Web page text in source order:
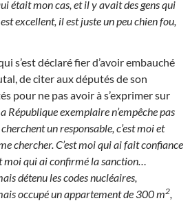
était mon cas, et il y avait des gens qui
excellent, il est juste un peu chien fou,
s’est déclaré fier d’avoir embauché
de citer aux députés de son
pour ne pas avoir à s’exprimer sur
République exemplaire n’empêche pas
un responsable, c’est moi et
chercher. C’est moi qui ai fait confiance
moi qui ai confirmé la sanction…
détenu les codes nucléaires,
occupé un appartement de 300 m2,